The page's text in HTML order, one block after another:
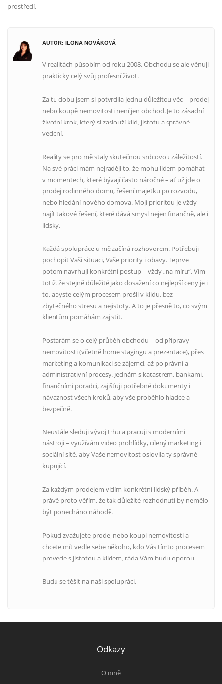
prostředí.
AUTOR: ILONA NOVÁKOVÁ
V realitách působím od roku 2008. Obchodu se ale věnuji
prakticky celý svůj profesní život.
Za tu dobu jsem si potvrdila jednu důležitou věc – prodej
nebo koupě nemovitosti není jen obchod. Je to zásadní
životní krok, který si zaslouží klid, jistotu a správné
vedení.
Reality se pro mě staly skutečnou srdcovou záležitostí.
Na své práci mám nejraději to, že mohu lidem pomáhat
v momentech, které bývají často náročné – ať už jde o
prodej rodinného domu, řešení majetku po rozvodu,
nebo hledání nového domova. Mojí prioritou je vždy
najít takové řešení, které dává smysl nejen finančně, ale i
lidsky.
Každá spolupráce u mě začíná rozhovorem. Potřebuji
pochopit Vaši situaci, Vaše priority i obavy. Teprve
potom navrhuji konkrétní postup – vždy „na míru“. Vím
totiž, že stejně důležité jako dosažení co nejlepší ceny je i
to, abyste celým procesem prošli v klidu, bez
zbytečného stresu a nejistoty. A to je přesně to, co svým
klientům pomáhám zajistit.
Postarám se o celý průběh obchodu – od přípravy
nemovitosti (včetně home stagingu a prezentace), přes
marketing a komunikaci se zájemci, až po právní a
administrativní procesy. Jednám s katastrem, bankami,
finančními poradci, zajišťuji potřebné dokumenty i
návaznost všech kroků, aby vše proběhlo hladce a
bezpečně.
Neustále sleduji vývoj trhu a pracuji s moderními
nástroji – využívám video prohlídky, cílený marketing i
sociální sítě, aby Vaše nemovitost oslovila ty správné
kupující.
Za každým prodejem vidím konkrétní lidský příběh. A
právě proto věřím, že tak důležité rozhodnutí by nemělo
být ponecháno náhodě.
Pokud zvažujete prodej nebo koupi nemovitosti a
chcete mít vedle sebe někoho, kdo Vás tímto procesem
provede s jistotou a klidem, ráda Vám budu oporou.
Budu se těšit na naši spolupráci.
Odkazy
O mně